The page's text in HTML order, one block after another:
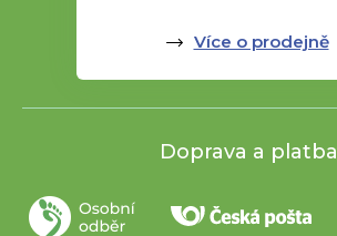
Více o prodejně
Doprava a platba